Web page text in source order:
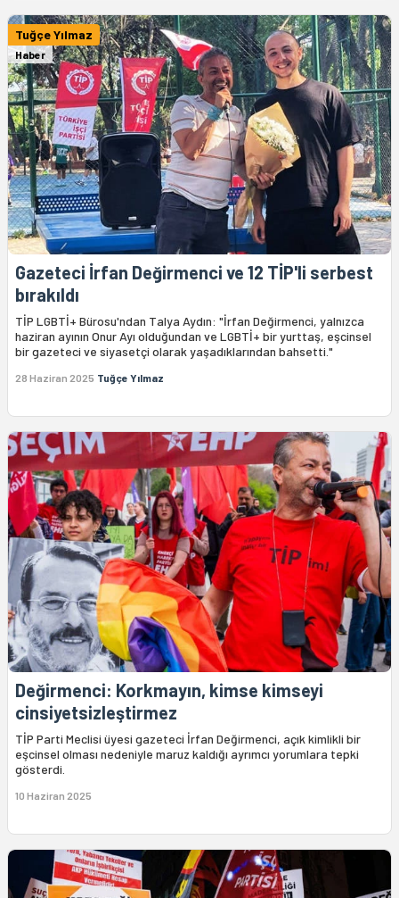
Tuğçe Yılmaz
Haber
Gazeteci İrfan Değirmenci ve 12 TİP'li serbest
bırakıldı
TİP LGBTİ+ Bürosu'ndan Talya Aydın: "İrfan Değirmenci, yalnızca
haziran ayının Onur Ayı olduğundan ve LGBTİ+ bir yurttaş, eşcinsel
bir gazeteci ve siyasetçi olarak yaşadıklarından bahsetti."
28 Haziran 2025 Tuğçe Yılmaz
Değirmenci: Korkmayın, kimse kimseyi
cinsiyetsizleştirmez
TİP Parti Meclisi üyesi gazeteci İrfan Değirmenci, açık kimlikli bir
eşcinsel olması nedeniyle maruz kaldığı ayrımcı yorumlara tepki
gösterdi.
10 Haziran 2025